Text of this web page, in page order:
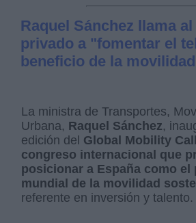
Raquel Sánchez llama
privado a "fomentar el
beneficio de la
La ministra de Transportes,
Urbana, Raquel Sánchez,
edición del Global Mobility
congreso internacional que
posicionar a España como el
mundial de la movilidad
referente en inversión y talento.